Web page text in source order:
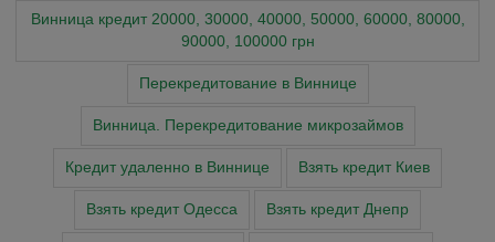
Винница кредит 20000, 30000, 40000, 50000, 60000, 80000,
90000, 100000 грн
Перекредитование в Виннице
Винница. Перекредитование микрозаймов
Кредит удаленно в Виннице Взять кредит Киев
Взять кредит Одесса Взять кредит Днепр